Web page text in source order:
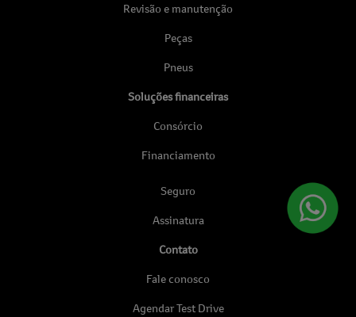
Revisão e manutenção
Peças
Pneus
Soluções financeiras
Consórcio
Financiamento
Seguro
Assinatura
Contato
Fale conosco
Agendar Test Drive